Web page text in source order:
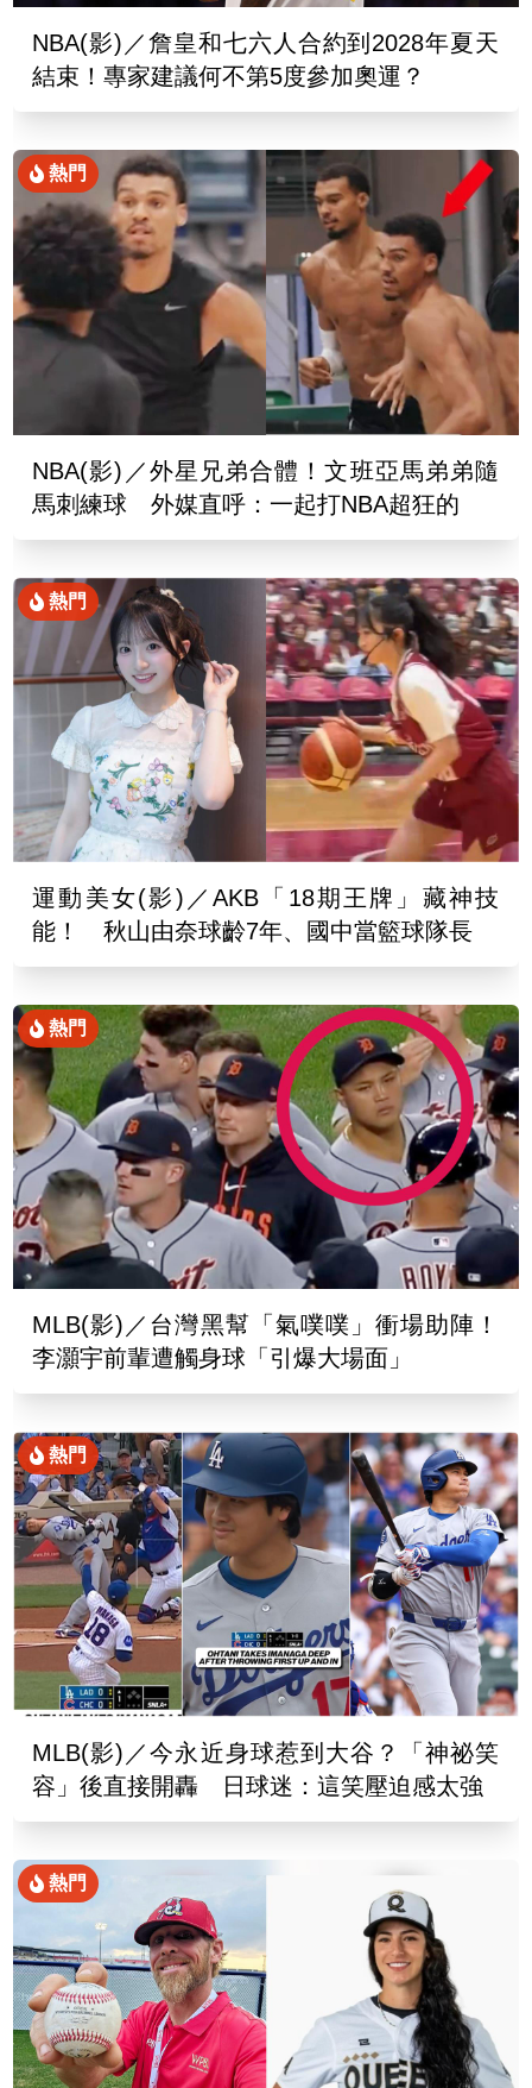
NBA(影)／詹皇和七六人合約到2028年夏天
結束！專家建議何不第5度參加奧運？
熱門
NBA(影)／外星兄弟合體！文班亞馬弟弟隨
馬刺練球 外媒直呼：一起打NBA超狂的
熱門
運動美女(影)／AKB「18期王牌」藏神技
能！ 秋山由奈球齡7年、國中當籃球隊長
熱門
MLB(影)／台灣黑幫「氣噗噗」衝場助陣！
李灝宇前輩遭觸身球「引爆大場面」
熱門
MLB(影)／今永近身球惹到大谷？「神祕笑
容」後直接開轟 日球迷：這笑壓迫感太強
熱門